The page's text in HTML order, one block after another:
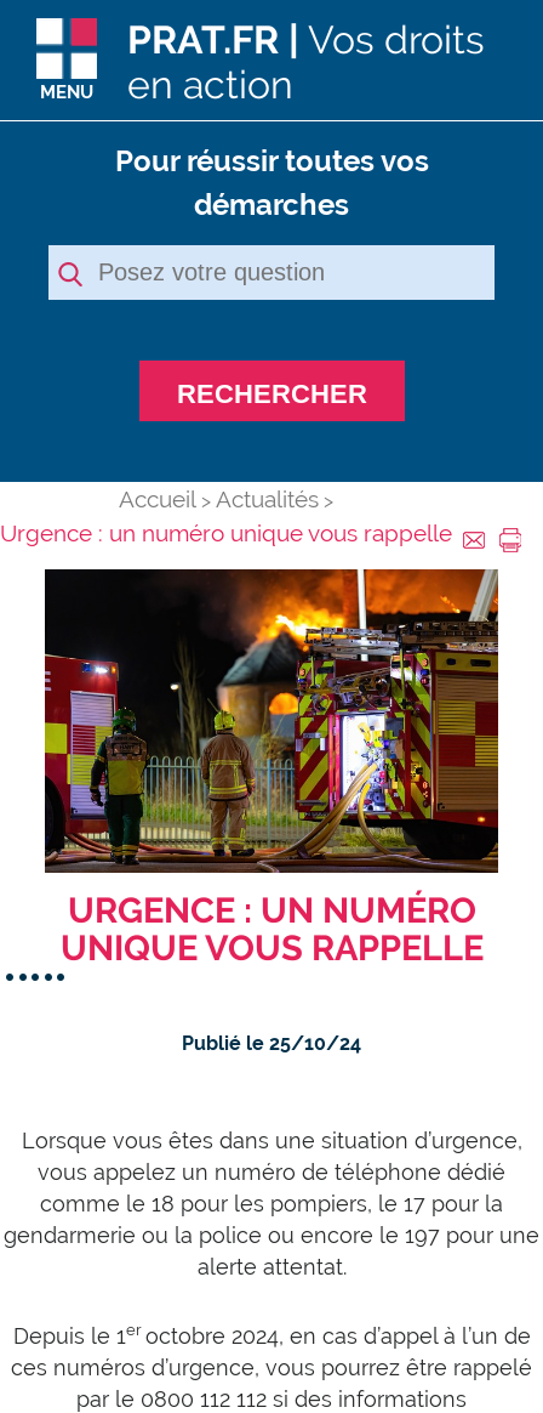
MENU
PRAT.FR | Vos droits
en action
Pour réussir toutes vos
démarches
RECHERCHER
Accueil
Actualités
Urgence : un numéro unique vous rappelle
URGENCE : UN NUMÉRO
UNIQUE VOUS RAPPELLE
Publié le 25/10/24
Lorsque vous êtes dans une situation d’urgence,
vous appelez un numéro de téléphone dédié
comme le 18 pour les pompiers, le 17 pour la
gendarmerie ou la police ou encore le 197 pour une
alerte attentat.
Depuis le 1er octobre 2024, en cas d’appel à l’un de
ces numéros d’urgence, vous pourrez être rappelé
par le 0800 112 112 si des informations